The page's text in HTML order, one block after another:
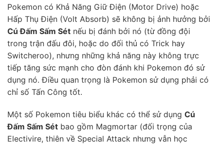
Pokemon có Khả Năng Giữ Điện (Motor Drive) hoặc
Hấp Thụ Điện (Volt Absorb) sẽ không bị ảnh hưởng bởi
Cú Đấm Sấm Sét nếu bị đánh bởi nó (từ đồng đội
trong trận đấu đôi, hoặc do đối thủ có Trick hay
Switcheroo), nhưng những khả năng này không trực
tiếp tăng sức mạnh cho đòn đánh khi Pokemon đó sử
dụng nó. Điều quan trọng là Pokemon sử dụng phải có
chỉ số Tấn Công tốt.
Một số Pokemon tiêu biểu khác có thể sử dụng Cú
Đấm Sấm Sét bao gồm Magmortar (đối trọng của
Electivire, thiên về Special Attack nhưng vẫn học